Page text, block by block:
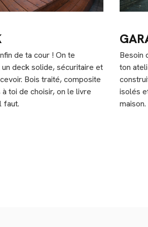
de ta cour ! On te
deck solide, sécuritaire et
Bois traité, composite
à toi de choisir, on le livre
faut.
Besoin
ton
isolés
maison.